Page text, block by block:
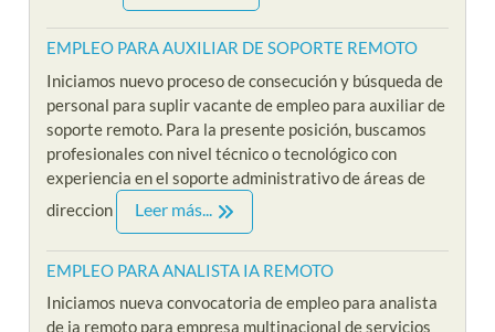
EMPLEO PARA AUXILIAR DE SOPORTE REMOTO
Iniciamos nuevo proceso de consecución y búsqueda de
personal para suplir vacante de empleo para auxiliar de
soporte remoto. Para la presente posición, buscamos
profesionales con nivel técnico o tecnológico con
experiencia en el soporte administrativo de áreas de
direccion
Leer más...
EMPLEO PARA ANALISTA IA REMOTO
Iniciamos nueva convocatoria de empleo para analista
de ia remoto para empresa multinacional de servicios